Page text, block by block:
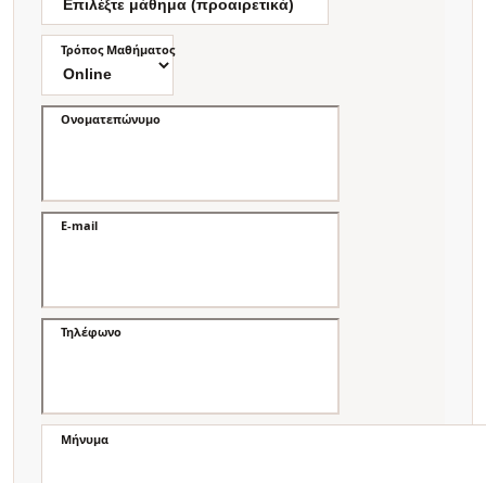
Τρόπος Μαθήματος
Ονοματεπώνυμο
E-mail
Τηλέφωνο
Μήνυμα